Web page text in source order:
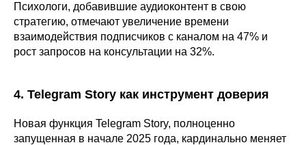
Психологи, добавившие аудиоконтент в свою
стратегию, отмечают увеличение времени
взаимодействия подписчиков с каналом на 47% и
рост запросов на консультации на 32%.
4. Telegram Story как инструмент доверия
Новая функция Telegram Story, полноценно
запущенная в начале 2025 года, кардинально меняет